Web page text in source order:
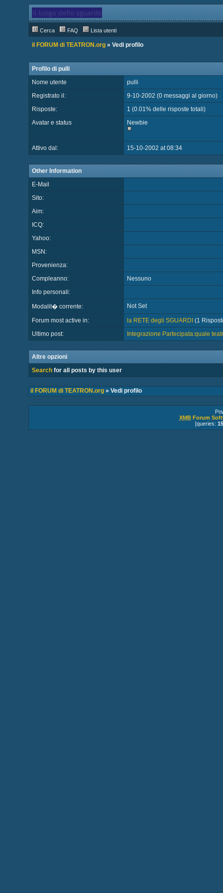
Cerca FAQ Lista utenti
il FORUM di TEATRON.org» Vedi profilo
Profilo di pulli
Nome utente
pulli
Registrato il:
9-10-2002 (0 messaggi al giorno)
Risposte:
1 (0.01% delle risposte totali)
Avatar e status
Newbie
Attivo dal: 15-10-2002 at 08:34
Other Information
E-Mail
Sito:
Aim:
ICQ:
Yahoo:
MSN:
Provenienza:
Compleanno:
Nessuno
Info personali:
Modalit� corrente: Not Set
Forum most active in: la RETE degli SGUARDI (1
Ultimo post:
Integrazione Partecipata:quale
Altre opzioni
Searchfor all posts by this user
il FORUM di TEATRON.org» Vedi profilo
XMB Forum
[queries: 15